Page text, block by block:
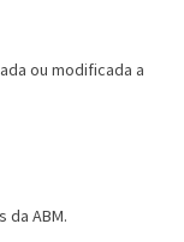
ou modificada a
da ABM.